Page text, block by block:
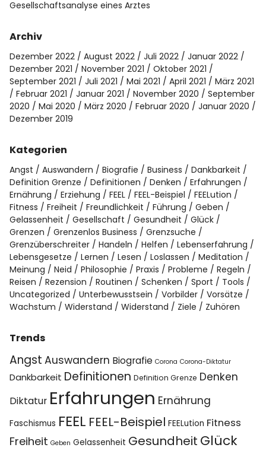
Gesellschaftsanalyse eines Arztes
Archiv
Dezember 2022 August 2022 Juli 2022
Januar 2022
Dezember 2021
November 2021
Oktober 2021
September 2021
Juli 2021 Mai 2021 April 2021
März 2021
Februar 2021
Januar 2021 November 2020
September
2020
Mai 2020 März 2020 Februar 2020
Januar 2020
Dezember 2019
Kategorien
Angst Auswandern Biografie Business
Dankbarkeit
Definition Grenze
Definitionen Denken
Erfahrungen
Ernährung
Erziehung FEEL FEEL-Beispiel
FEELution
Fitness
Freiheit Freundlichkeit Führung
Geben
Gelassenheit
Gesellschaft Gesundheit
Glück
Grenzen
Grenzenlos Business
Grenzsuche
Grenzüberschreiter
Handeln Helfen
Lebenserfahrung
Lebensgesetze
Lernen Lesen Loslassen
Meditation
Meinung
Neid Philosophie Praxis Probleme
Regeln
Reisen
Rezension Routinen Schenken Sport
Tools
Uncategorized
Unterbewusstsein Vorbilder
Vorsätze
Wachstum
Widerstand Widerstand Ziele Zuhören
Trends
Angst Auswandern Biografie Corona Corona-Diktatur
Dankbarkeit Definitionen Definition Grenze Denken
Diktatur Erfahrungen Ernährung
Faschismus FEEL FEEL-Beispiel FEELution Fitness
Freiheit Geben Gelassenheit Gesundheit Glück